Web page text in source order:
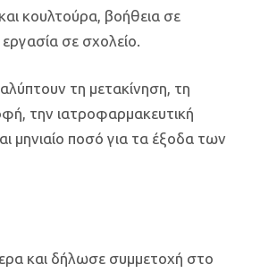
κουλτούρα, βοήθεια σε
σε σχολείο.
τη μετακίνηση, τη
την ιατροφαρμακευτική
μηνιαίο ποσό για τα έξοδα των
και δήλωσε συμμετοχή στο